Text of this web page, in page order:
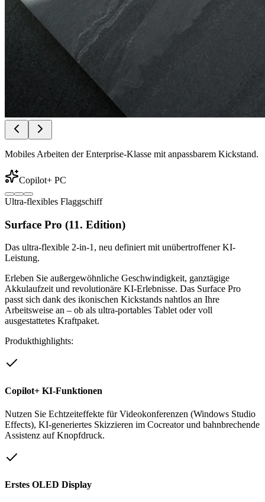
Mobiles Arbeiten der Enterprise-Klasse mit anpassbarem Kickstand.
Copilot+ PC
Ultra-flexibles Flaggschiff
Surface Pro (11. Edition)
Das ultra-flexible 2-in-1, neu definiert mit unübertroffener KI-
Leistung.
Erleben Sie außergewöhnliche Geschwindigkeit, ganztägige
Akkulaufzeit und revolutionäre KI-Erlebnisse. Das Surface Pro
passt sich dank des ikonischen Kickstands nahtlos an Ihre
Arbeitsweise an – ob als ultra-portables Tablet oder voll
ausgestattetes Kraftpaket.
Produkthighlights:
Copilot+ KI-Funktionen
Nutzen Sie Echtzeiteffekte für Videokonferenzen (Windows Studio
Effects), KI-generiertes Skizzieren im Cocreator und bahnbrechende
Assistenz auf Knopfdruck.
Erstes OLED Display